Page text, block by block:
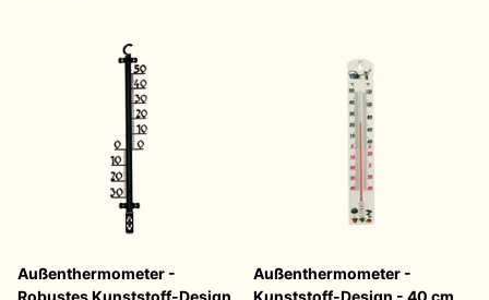
Außenthermometer -
Außenthermometer -